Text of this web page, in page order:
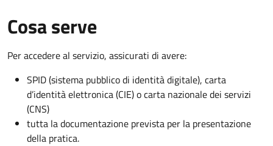
Cosa serve
Per accedere al servizio, assicurati di avere:
SPID (sistema pubblico di identità digitale), carta
d’identità elettronica (CIE) o carta nazionale dei servizi
(CNS)
tutta la documentazione prevista per la presentazione
della pratica.